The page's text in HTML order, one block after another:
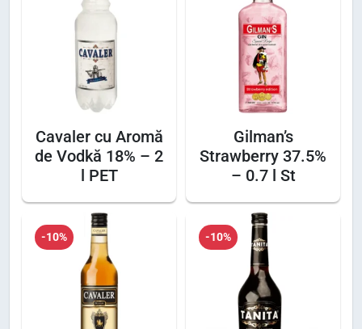
6
0
l
e
i
.
r
a
d
1
Cavaler cu Aromă
de Vodkă 18% – 2
l PET
Gilman’s
Strawberry 37.5%
– 0.7 l St
-10% -10%